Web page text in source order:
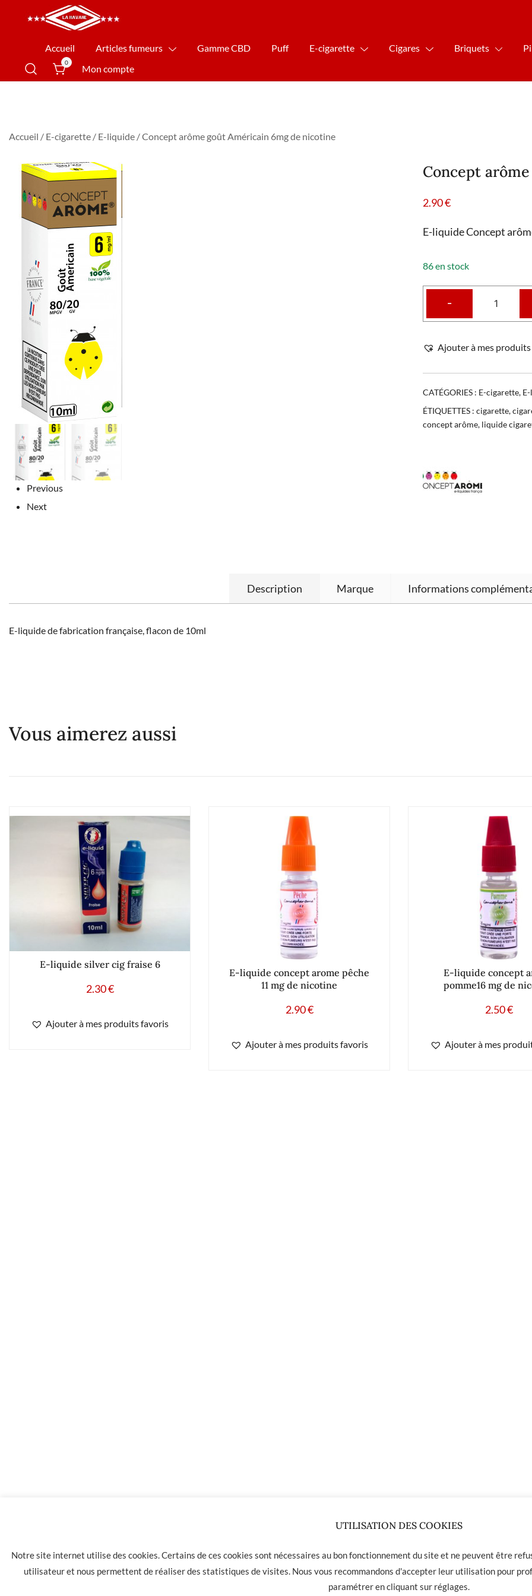
La Havane Nîmes
Accueil Articles fumeurs Gamme CBD Puff E-cigarette Cigares Briquets
0
Mon compte
Accueil / E-cigarette / E-liquide / Concept arôme goût Américain 6mg de nicotine
Previous
Next
Concept
2.90€
E-liquide Concept
86 en stock
-
Ajouter à mes
CATÉGORIES : E-cigarette,
ÉTIQUETTES : cigarette,
concept arôme, liquide
Description Marque Informations
E-liquide de fabrication française, flacon de 10ml
Vous aimerez aussi
E-liquide silver cig fraise 6
2.30€
Ajouter à mes produits favoris
E-liquide concept arome pêche
11 mg de nicotine
2.90€
Ajouter à mes produits favoris
E-liquide concept
pomme16 mg de
2.50€
Ajouter à mes
UTILISATION DES COOKIES
Notre site internet utilise des cookies. Certains de ces cookies sont nécessaires au bon fonctionnement du site et ne peuvent être
utilisateur et nous permettent de réaliser des statistiques de visites. Nous vous recommandons d'accepter leur utilisation pour
paramétrer en cliquant sur réglages.